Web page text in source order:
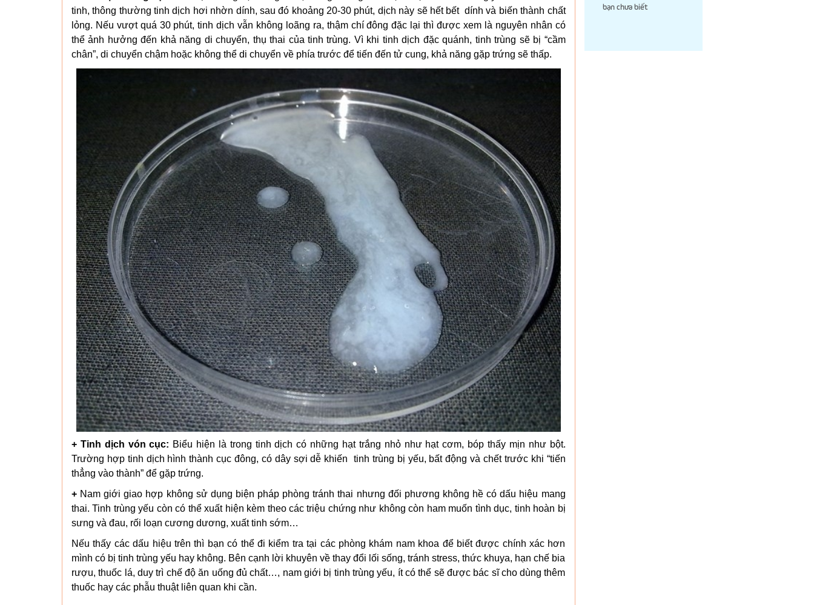
tinh, thông thường tinh dịch hơi nhờn dính, sau đó khoảng 20-30 phút, dịch này sẽ hết bết dính và biến thành chất
lỏng. Nếu vượt quá 30 phút, tinh dịch vẫn không loãng ra, thậm chí đông đặc lại thì được xem là nguyên nhân có
thể ảnh hưởng đến khả năng di chuyển, thụ thai của tinh trùng. Vì khi tinh dịch đặc quánh, tinh trùng sẽ bị “cầm
chân”, di chuyển chậm hoặc không thể di chuyển về phía trước để tiến đến tử cung, khả năng gặp trứng sẽ thấp.
+ Tinh dịch vón cục: Biểu hiện là trong tinh dịch có những hạt trắng nhỏ như hạt cơm, bóp thấy mịn như bột.
Trường hợp tinh dịch hình thành cục đông, có dây sợi dễ khiến tinh trùng bị yếu, bất động và chết trước khi “tiến
thẳng vào thành” để gặp trứng.
+ Nam giới giao hợp không sử dụng biện pháp phòng tránh thai nhưng đối phương không hề có dấu hiệu mang
thai. Tinh trùng yếu còn có thể xuất hiện kèm theo các triệu chứng như không còn ham muốn tình dục, tinh hoàn bị
sưng và đau, rối loạn cương dương, xuất tinh sớm…
Nếu thấy các dấu hiệu trên thì bạn có thể đi kiểm tra tại các phòng khám nam khoa để biết được chính xác hơn
mình có bị tinh trùng yếu hay không. Bên cạnh lời khuyên về thay đổi lối sống, tránh stress, thức khuya, hạn chế bia
rượu, thuốc lá, duy trì chế độ ăn uống đủ chất…, nam giới bị tinh trùng yếu, ít có thể sẽ được bác sĩ cho dùng thêm
thuốc hay các phẫu thuật liên quan khi cần.
bạn chưa biết